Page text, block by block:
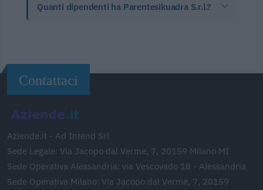
Quanti dipendenti ha Parentesikuadra S.r.l.?
Contattaci
Aziende.it - Ad Intend Srl
Sede Legale: Via Jacopo dal Verme, 7, 20159 Milano MI
Sede Operativa Alessandria: via Vescovado 18 - Alessandria
Sede Operativa Milano: Via Jacopo dal Verme, 7, 20159